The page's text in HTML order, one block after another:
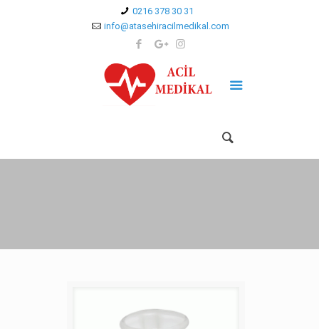
0216 378 30 31
info@atasehiracilmedikal.com